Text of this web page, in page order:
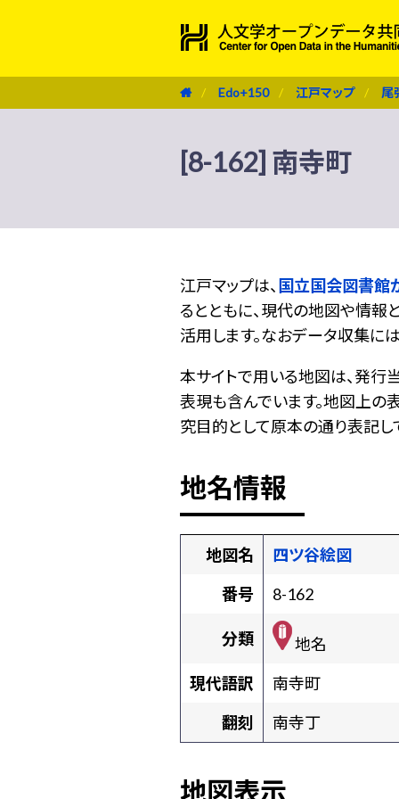
Edo+150 江戸マップ 尾
[8-162] 南寺町
江戸マップは、 国立国会図書館
るとともに、現代の地図や情報
活用します。なおデータ収集に
本サイトで用いる地図は、発行
表現も含んでいます。地図上の
究目的として原本の通り表記し
地名情報
地図名
四ツ谷絵図
番号
8-162
分類
地名
現代語訳
南寺町
翻刻
南寺丁
地図表示